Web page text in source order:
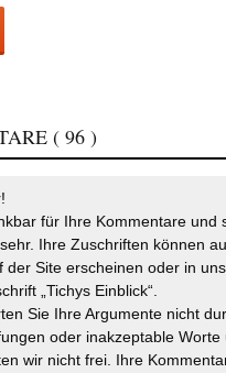
( 96 )
für Ihre Kommentare und
Ihre Zuschriften können
der Site erscheinen oder in
„Tichys Einblick“.
Sie Ihre Argumente nicht
oder inakzeptable Worte
wir nicht frei. Ihre